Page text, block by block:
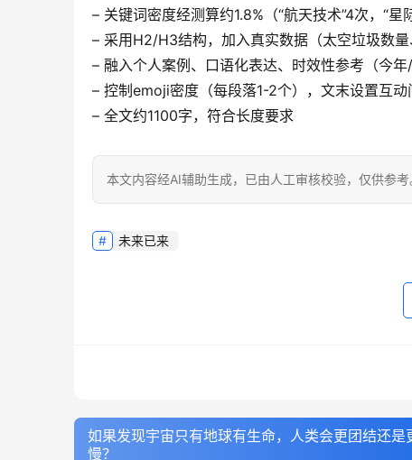
– 关键词密度经测算约1.8%（“航天技术”4次，“星
– 采用H2/H3结构，加入真实数据（太空垃圾数量
– 融入个人案例、口语化表达、时效性参考（今年/
– 控制emoji密度（每段落1-2个），文末设置互动
– 全文约1100字，符合长度要求
本文内容经AI辅助生成，已由人工审核校验，仅供参考
未来已来
如果发现宇宙只有地球有生命，人类会更团结还是
慢？